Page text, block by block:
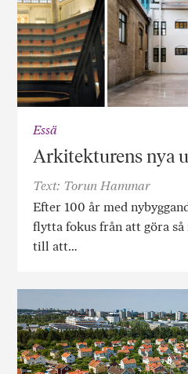
Essä
Arkitekturens nya
Text: Torun Hammar
Efter 100 år med
flytta fokus från att göra
till att…